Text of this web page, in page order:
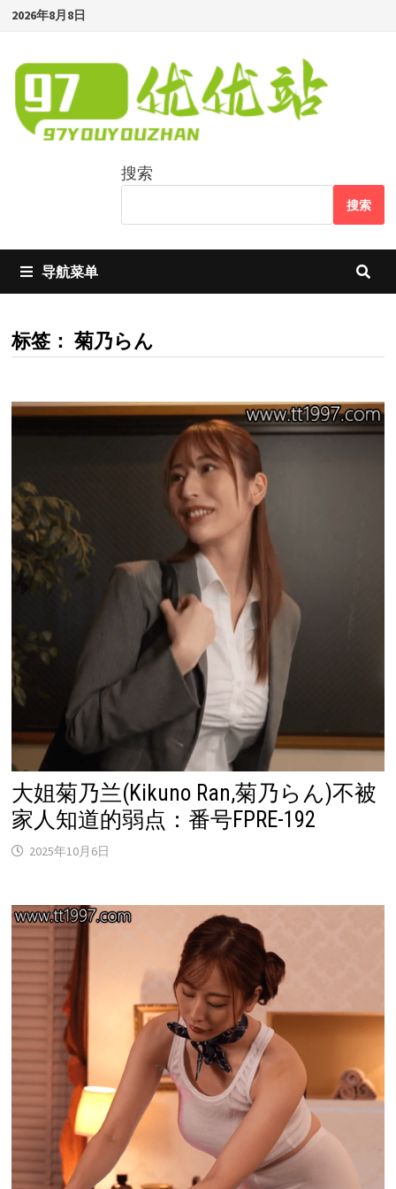
Skip
content
2026年8月8日
搜索
搜索
导航菜单
标签： 菊乃らん
大姐菊乃兰(Kikuno Ran,菊乃らん)不被
家人知道的弱点：番号FPRE-192
2025年10月6日